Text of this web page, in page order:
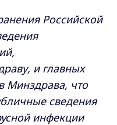
Российской
и главных
Минздрава, что
сведения
инфекции